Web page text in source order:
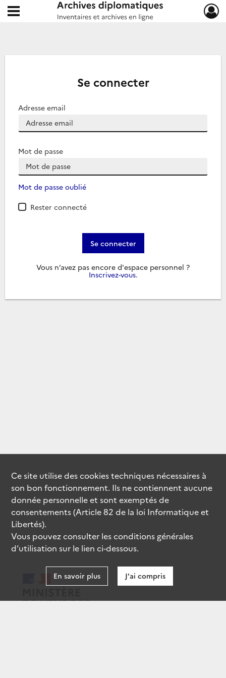
Archives diplomatiques
Ouvrir le menu déroulant
Se connecter
Adresse email
Mot de passe
Mot de passe oublié
Rester connecté
Se connecter
Vous n’avez pas encore d'espace personnel ?
Inscrivez-vous.
Ce site utilise descookiestechniques nécessaires à
son bon fonctionnement. Ils ne contiennent aucune
donnée personnelle et sont exemptés de
consentements (Article 82 de la loi Informatique et
Libertés).
Vous pouvez consulter les conditions générales
d’utilisation sur le lien ci-dessous.
En savoir plus J'ai compris